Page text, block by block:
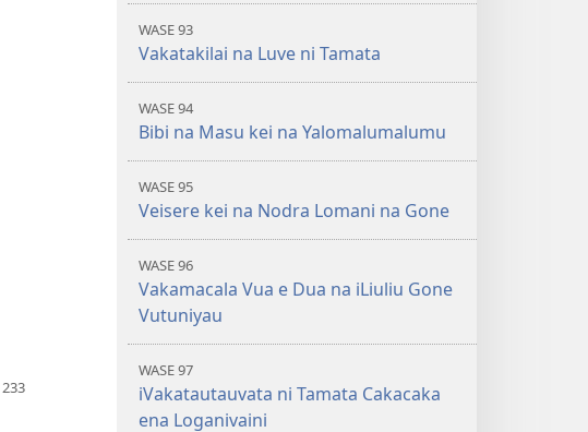
WASE 93
Vakatakilai na Luve ni Tamata
WASE 94
Bibi na Masu kei na Yalomalumalumu
WASE 95
Veisere kei na Nodra Lomani na Gone
WASE 96
Vakamacala Vua e Dua na iLiuliu Gone
Vutuniyau
WASE 97
iVakatautauvata ni Tamata Cakacaka
ena Loganivaini